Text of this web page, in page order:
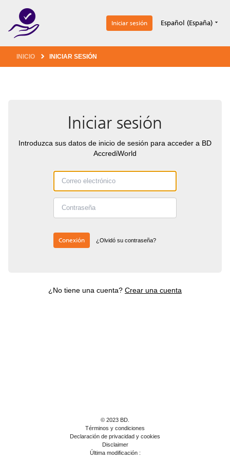
Iniciar sesión Español (España)
INICIO INICIAR SESIÓN
Iniciar sesión
Introduzca sus datos de inicio de sesión para acceder a BD
AccrediWorld
Conexión ¿Olvidó su contraseña?
¿No tiene una cuenta? Crear una cuenta
© 2023 BD.
Términos y condiciones
Declaración de privacidad y cookies
Disclaimer
Última modificación :